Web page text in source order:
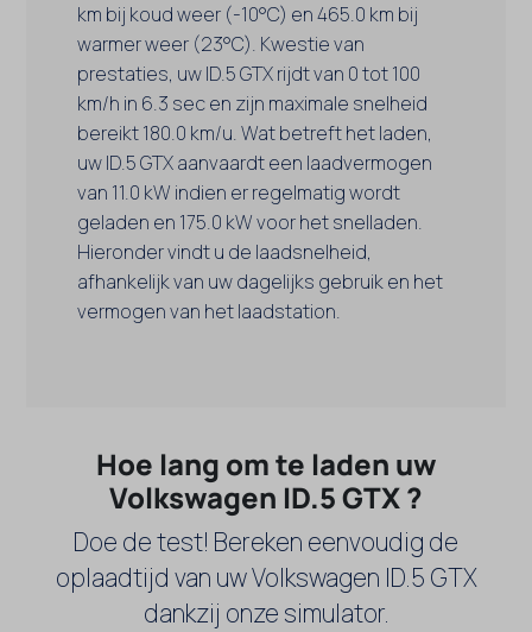
km bij koud weer (-10°C) en 465.0 km bij
warmer weer (23°C). Kwestie van
prestaties, uw ID.5 GTX rijdt van 0 tot 100
km/h in 6.3 sec en zijn maximale snelheid
bereikt 180.0 km/u. Wat betreft het laden,
uw ID.5 GTX aanvaardt een laadvermogen
van 11.0 kW indien er regelmatig wordt
geladen en 175.0 kW voor het snelladen.
Hieronder vindt u de laadsnelheid,
afhankelijk van uw dagelijks gebruik en het
vermogen van het laadstation.
Hoe lang om te laden uw
Volkswagen ID.5 GTX ?
Doe de test! Bereken eenvoudig de
oplaadtijd van uw Volkswagen ID.5 GTX
dankzij onze simulator.